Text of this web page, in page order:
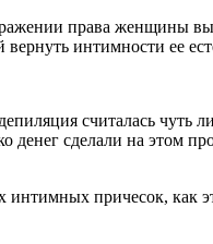
права женщины
интимности ее
считалась
денег сделали на этом